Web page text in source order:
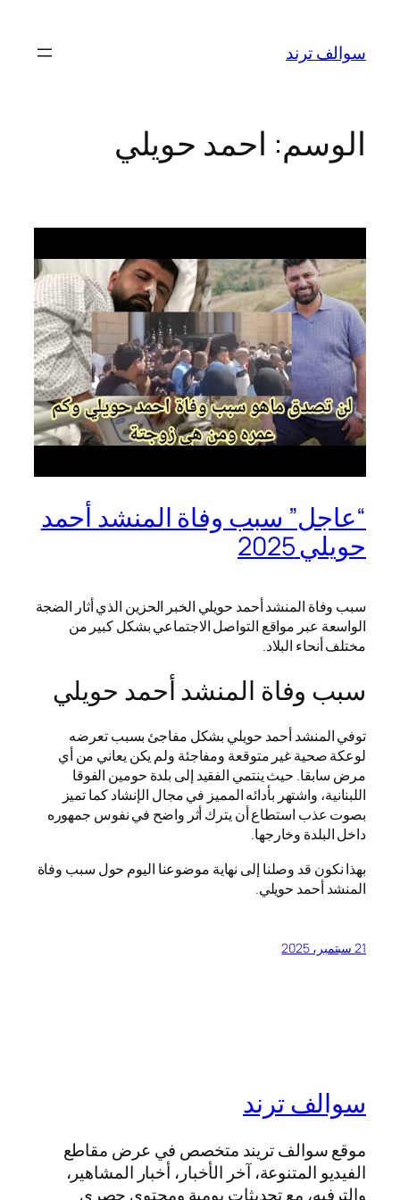
المحتوى
سوالف ترند
الوسم: احمد حويلي
“عاجل” سبب وفاة المنشد أحمد
حويلي 2025
سبب وفاة المنشد أحمد حويلي الخبر الحزين الذي أثار الضجة
الواسعة عبر مواقع التواصل الاجتماعي بشكل كبير من
مختلف أنحاء البلاد.
سبب وفاة المنشد أحمد حويلي
توفي المنشد أحمد حويلي بشكل مفاجئ بسبب تعرضه
لوعكة صحية غير متوقعة ومفاجئة ولم يكن يعاني من أي
مرض سابقا. حيث ينتمي الفقيد إلى بلدة حومين الفوقا
اللبنانية، واشتهر بأدائه المميز في مجال الإنشاد كما تميز
بصوت عذب استطاع أن يترك أثر واضح في نفوس جمهوره
داخل البلدة وخارجها.
بهذا نكون قد وصلنا إلى نهاية موضوعنا اليوم حول سبب وفاة
المنشد أحمد حويلي.
21 سبتمبر، 2025
سوالف ترند
موقع سوالف تريند متخصص في عرض مقاطع
الفيديو المتنوعة، آخر الأخبار، أخبار المشاهير،
والترفيه، مع تحديثات يومية ومحتوى حصري